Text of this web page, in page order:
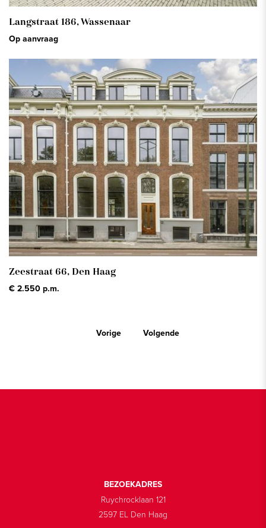
Langstraat 186,Wassenaar
Op aanvraag
Zeestraat 66, Den Haag
€ 2.550 p.m.
Vorige Volgende
BEZOEKADRES
Ruychrocklaan 121
2597 EL Den Haag